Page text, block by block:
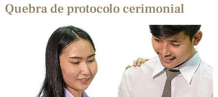
Quebra de protocolo cerimonial